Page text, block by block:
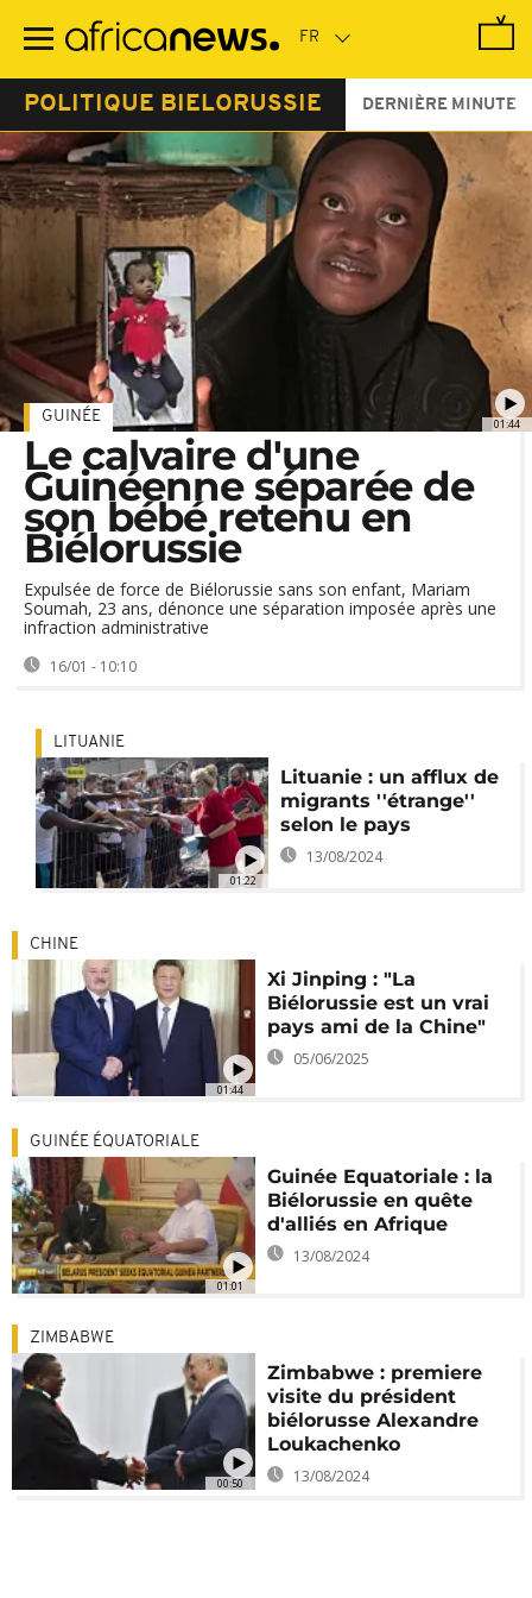
contenu
POLITIQUE BIELORUSSIE DERNIÈRE MINUTE
01:44
GUINÉE
Le calvaire d'une
Guinéenne séparée de
son bébé retenu en
Biélorussie
Expulsée de force de Biélorussie sans son enfant, Mariam
Soumah, 23 ans, dénonce une séparation imposée après une
infraction administrative
16/01 - 10:10
01:22
LITUANIE
Lituanie : un afflux de
migrants ''étrange''
selon le pays
13/08/2024
01:44
CHINE
Xi Jinping : "La
Biélorussie est un vrai
pays ami de la Chine"
05/06/2025
01:01
GUINÉE ÉQUATORIALE
Guinée Equatoriale : la
Biélorussie en quête
d'alliés en Afrique
13/08/2024
00:50
ZIMBABWE
Zimbabwe : premiere
visite du président
biélorusse Alexandre
Loukachenko
13/08/2024